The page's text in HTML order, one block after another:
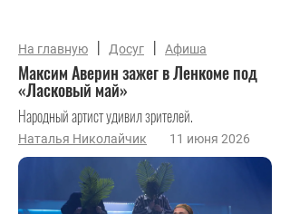
На главную | Досуг | Афиша
Максим Аверин зажег в Ленкоме под
«Ласковый май»
Народный артист удивил зрителей.
Наталья Николайчик 11 июня 2026